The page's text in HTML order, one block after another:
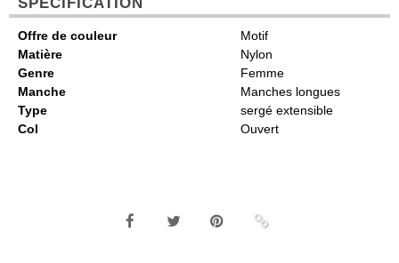
Offre de couleur
Motif
Matière
Nylon
Genre
Femme
Manche
Manches longues
Type
sergé extensible
Col
Ouvert